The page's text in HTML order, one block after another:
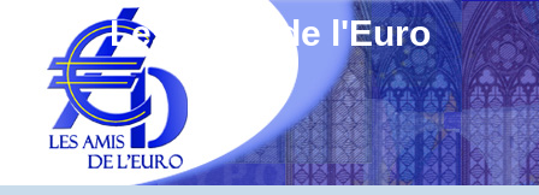
Les Amis de l'Euro